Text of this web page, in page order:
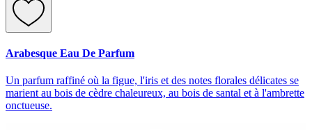
Arabesque Eau De Parfum
Un parfum raffiné où la figue, l'iris et des notes florales délicates se
marient au bois de cèdre chaleureux, au bois de santal et à l'ambrette
onctueuse.